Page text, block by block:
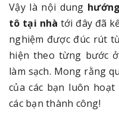
Vậy là nội dung
tô tại nhà tới đây đã
nghiệm được đúc rút
hiện theo từng bước
làm sạch. Mong rằng
của các bạn luôn
các bạn thành công!